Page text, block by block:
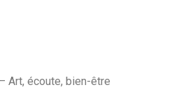
Art, écoute, bien-être